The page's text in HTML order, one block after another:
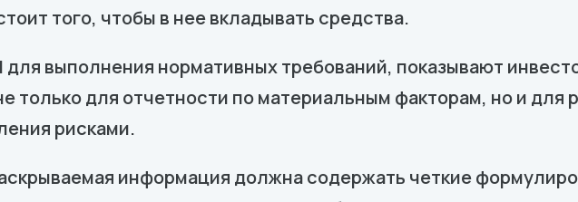
того, чтобы в нее вкладывать средства.
выполнения нормативных требований, показывают
только для отчетности по материальным факторам, но и для
рисками.
информация должна содержать четкие